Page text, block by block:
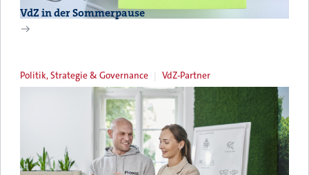
VdZ in der Sommerpause
Politik, Strategie & Governance VdZ-Partner